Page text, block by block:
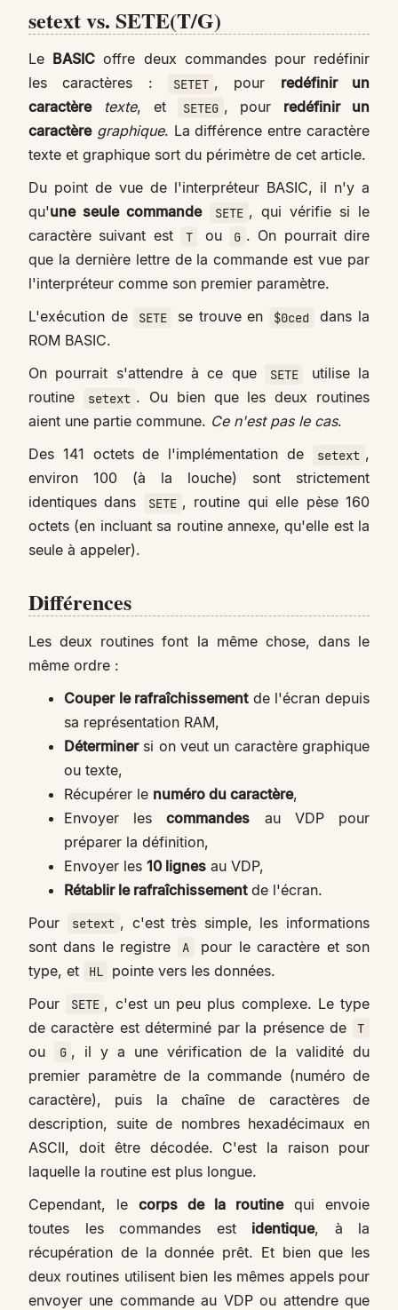
setext vs. SETE(T/G)
Le BASIC offre deux commandes pour redéfinir
les caractères :
SETET , pour redéfinir un
caractère
texte, et SETEG , pour redéfinir un
caractère graphique. La différence entre caractère
texte et graphique sort du périmètre de cet article.
Du point de vue de l'interpréteur BASIC, il n'y a
qu'une seule commande SETE , qui vérifie si le
caractère suivant est
T ou G . On pourrait dire
que la dernière lettre de la commande est vue par
l'interpréteur comme son premier paramètre.
L'exécution de
SETE se trouve en $0ced
dans la
ROM BASIC.
On pourrait s'attendre à ce que
SETE
utilise la
routine
setext . Ou bien que les deux routines
aient une partie commune. Ce n'est pas le cas.
Des 141 octets de l'implémentation de
setext ,
environ 100 (à la louche) sont strictement
identiques dans
SETE , routine qui elle pèse 160
octets (en incluant sa routine annexe, qu'elle est la
seule à appeler).
Différences
Les deux routines font la même chose, dans le
même ordre :
Couper le rafraîchissementde l'écran depuis
sa représentation RAM,
Déterminersi on veut un caractère graphique
ou texte,
Récupérer le numéro du caractère,
Envoyer lescommandes au VDP pour
préparer la définition,
Envoyer les 10 lignes au VDP,
Rétablir le rafraîchissementde l'écran.
Pour
setext , c'est très simple, les informations
sont dans le registre
A
pour le caractère et son
type, et
HL
pointe vers les données.
Pour
SETE , c'est un peu plus complexe. Le type
de caractère est déterminé par la présence de
T
ou G , il y a une vérification de la validité du
premier paramètre de la commande (numéro de
caractère), puis la chaîne de caractères de
description, suite de nombres hexadécimaux en
ASCII, doit être décodée. C'est la raison pour
laquelle la routine est plus longue.
Cependant, le corps de la routinequi envoie
toutes les commandes est identique, à la
récupération de la donnée prêt. Et bien que les
deux routines utilisent bien les mêmes appels pour
envoyer une commande au VDP ou attendre que